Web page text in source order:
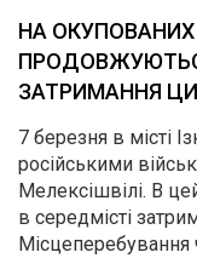
НА
ЗАТРИМАННЯ
7 березня в місті
російськими
Мелексішвілі. В
в середмісті
Місцеперебування